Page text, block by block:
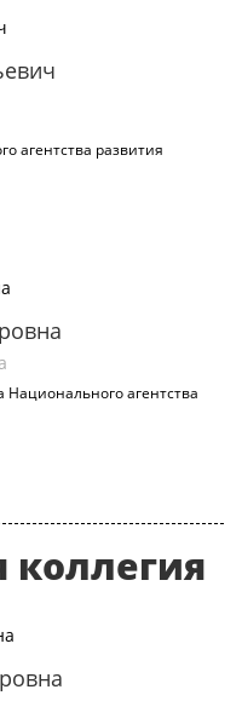
агентства развития
Национального агентства
коллегия